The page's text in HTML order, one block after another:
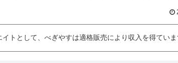
トとして、べぎやすは適格販売により収入を得ていま